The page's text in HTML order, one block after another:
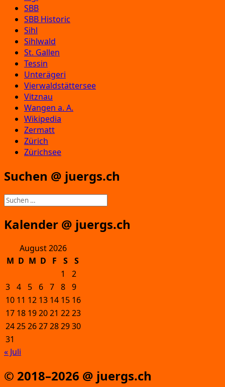
SBB
SBB Historic
Sihl
Sihlwald
St. Gallen
Tessin
Unterägeri
Vierwaldstättersee
Vitznau
Wangen a. A.
Wikipedia
Zermatt
Zürich
Zürichsee
Suchen @ juergs.ch
Suchen
nach:
Kalender @ juergs.ch
August 2026
M D M D F S
S
1
2
3 4 5 6 7 8 9
10 11 12 13 14 15 16
17 18 192021 2223
24252627282930
31
« Juli
© 2018–2026 @ juergs.ch